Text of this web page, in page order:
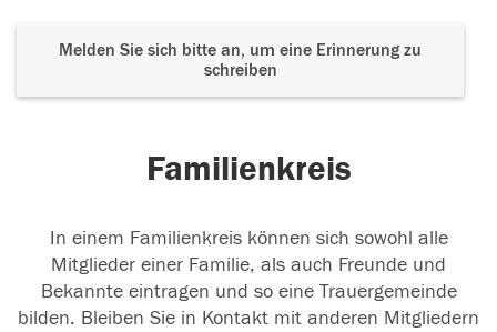
Melden Sie sich bitte an, um eine Erinnerung zu
schreiben
Familienkreis
In einem Familienkreis können sich sowohl alle
Mitglieder einer Familie, als auch Freunde und
Bekannte eintragen und so eine Trauergemeinde
bilden. Bleiben Sie in Kontakt mit anderen Mitgliedern